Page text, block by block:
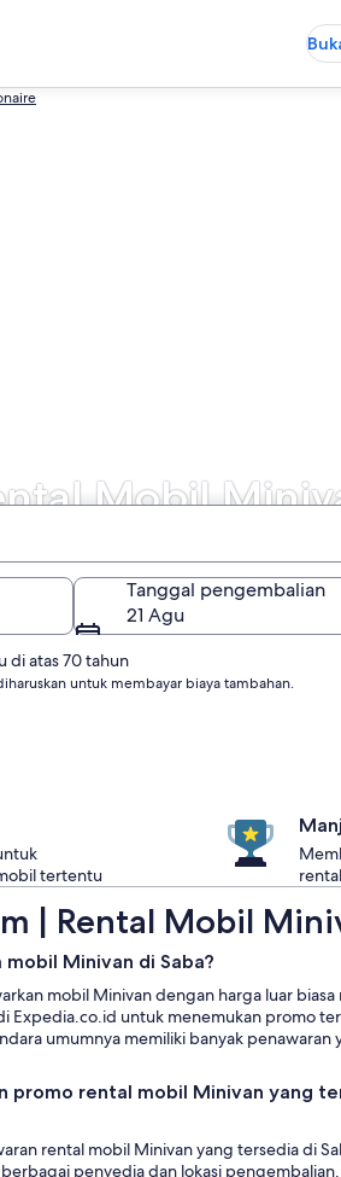
Mobil
Tanggal pengembalian
21 Agu
di atas 70 tahun
untuk membayar biaya tambahan.
tertentu
| Rental Mobil
mobil Minivan di Saba?
mobil Minivan dengan harga luar biasa
Expedia.co.id untuk menemukan promo
umumnya memiliki banyak penawaran
promo rental mobil Minivan yang
rental mobil Minivan yang tersedia di
penyedia dan lokasi